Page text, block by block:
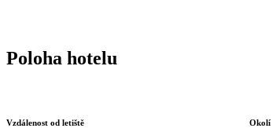
Poloha hotelu
Vzdálenost od letiště Okolí